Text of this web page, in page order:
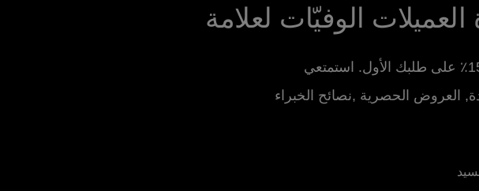
الوفيّات لعلامة
العروض الحصرية ,نصائح الخبراء